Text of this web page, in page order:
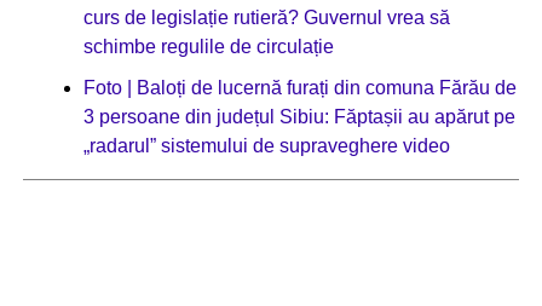
curs de legislație rutieră? Guvernul vrea să
schimbe regulile de circulație
Foto | Baloți de lucernă furați din comuna Fărău de
3 persoane din județul Sibiu: Făptașii au apărut pe
„radarul” sistemului de supraveghere video